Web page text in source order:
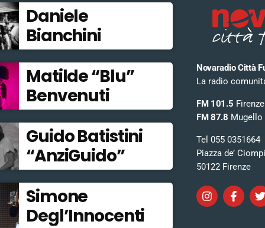
Daniele
Bianchini
Matilde “Blu”
Benvenuti
Guido Batistini
“AnziGuido”
Simone
Degl’Innocenti
Novaradio Città
La radio
FM 101.5
FM 87.8 Mugello
Tel 055 0351664
Piazza de’
50122 Firenze